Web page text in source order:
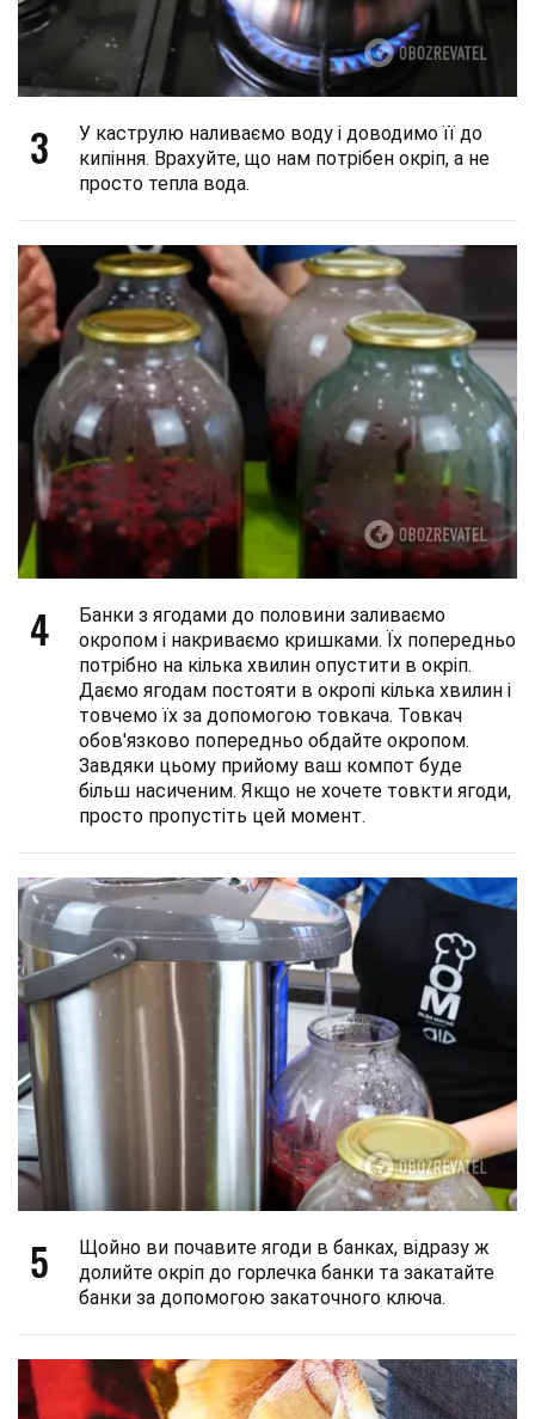
3
У каструлю наливаємо воду і доводимо її до
кипіння. Врахуйте, що нам потрібен окріп, а не
просто тепла вода.
4
Банки з ягодами до половини заливаємо
окропом і накриваємо кришками. Їх попередньо
потрібно на кілька хвилин опустити в окріп.
Даємо ягодам постояти в окропі кілька хвилин і
товчемо їх за допомогою товкача. Товкач
обов'язково попередньо обдайте окропом.
Завдяки цьому прийому ваш компот буде
більш насиченим. Якщо не хочете товкти ягоди,
просто пропустіть цей момент.
5
Щойно ви почавите ягоди в банках, відразу ж
долийте окріп до горлечка банки та закатайте
банки за допомогою закаточного ключа.